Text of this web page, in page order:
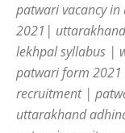
patwari vacancy
2021|
lekhpal syllabus |
patwari form
recruitment |
uttarakhand